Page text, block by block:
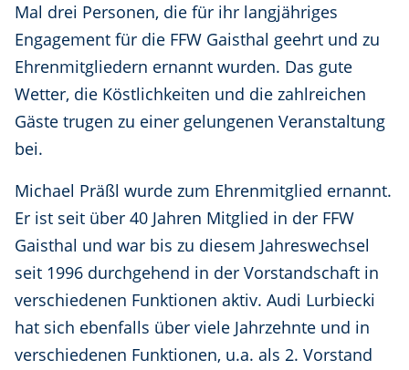
Mal drei Personen, die für ihr langjähriges
Engagement für die FFW Gaisthal geehrt und zu
Ehrenmitgliedern ernannt wurden. Das gute
Wetter, die Köstlichkeiten und die zahlreichen
Gäste trugen zu einer gelungenen Veranstaltung
bei.
Michael Präßl wurde zum Ehrenmitglied ernannt.
Er ist seit über 40 Jahren Mitglied in der FFW
Gaisthal und war bis zu diesem Jahreswechsel
seit 1996 durchgehend in der Vorstandschaft in
verschiedenen Funktionen aktiv. Audi Lurbiecki
hat sich ebenfalls über viele Jahrzehnte und in
verschiedenen Funktionen, u.a. als 2. Vorstand